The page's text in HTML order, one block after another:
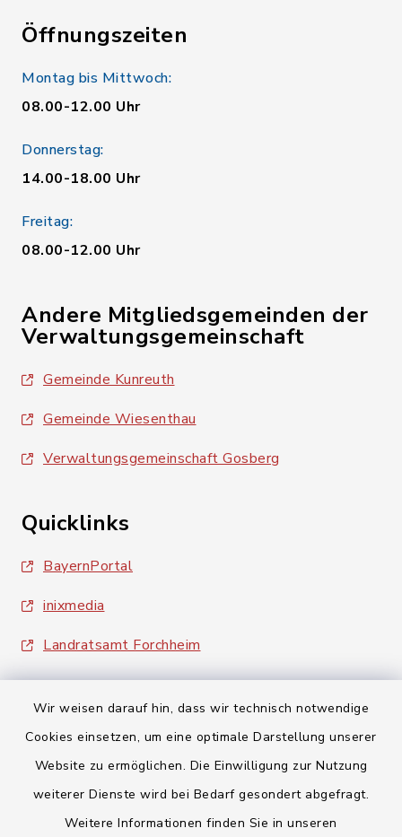
Wir weisen darauf hin, dass wir technisch notwendige
Cookies einsetzen, um eine optimale Darstellung unserer
Website zu ermöglichen. Die Einwilligung zur Nutzung
weiterer Dienste wird bei Bedarf gesondert abgefragt.
Weitere Informationen finden Sie in unseren
Öffnungszeiten
Montag bis Mittwoch:
08.00-12.00 Uhr
Donnerstag:
14.00-18.00 Uhr
Freitag:
08.00-12.00 Uhr
Andere Mitgliedsgemeinden der
Verwaltungsgemeinschaft
Gemeinde Kunreuth
Gemeinde Wiesenthau
Verwaltungsgemeinschaft Gosberg
Quicklinks
BayernPortal
inixmedia
Landratsamt Forchheim
Barrierefreiheit